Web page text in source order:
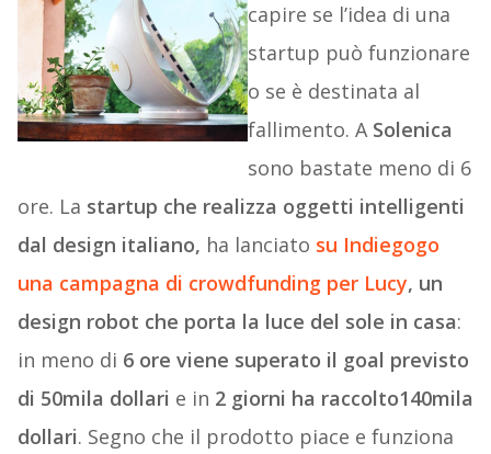
capire se l’idea di una
startup può funzionare
o se è destinata al
fallimento. A Solenica
sono bastate meno di 6
ore. La startup che realizza oggetti intelligenti
dal design italiano, ha lanciato su Indiegogo
una campagna di crowdfunding per Lucy, un
design robot che porta la luce del sole in casa:
in meno di 6 ore viene superato il goal previsto
di 50mila dollari e in 2 giorni ha raccolto140mila
dollari. Segno che il prodotto piace e funziona